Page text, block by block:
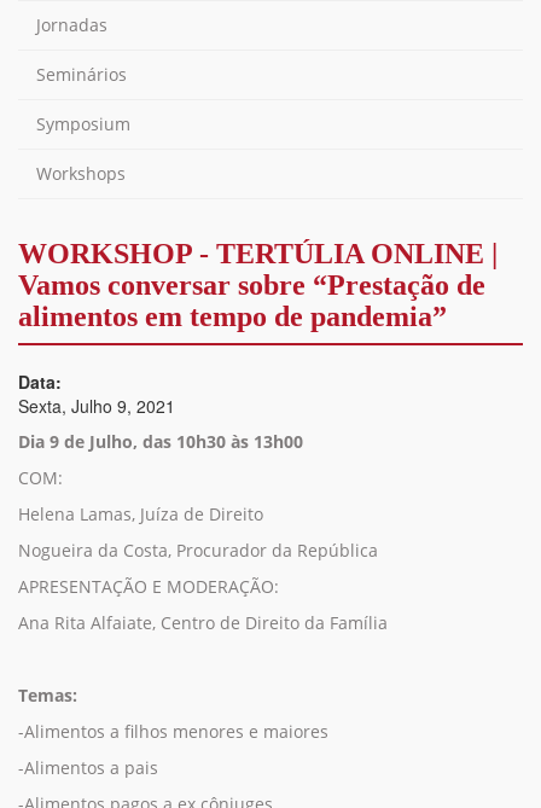
Jornadas
Seminários
Symposium
Workshops
WORKSHOP - TERTÚLIA ONLINE |
Vamos conversar sobre “Prestação de
alimentos em tempo de pandemia”
Data:
Sexta, Julho 9, 2021
Dia 9 de Julho, das 10h30 às 13h00
COM:
Helena Lamas, Juíza de Direito
Nogueira da Costa, Procurador da República
APRESENTAÇÃO E MODERAÇÃO:
Ana Rita Alfaiate, Centro de Direito da Família
Temas:
-Alimentos a filhos menores e maiores
-Alimentos a pais